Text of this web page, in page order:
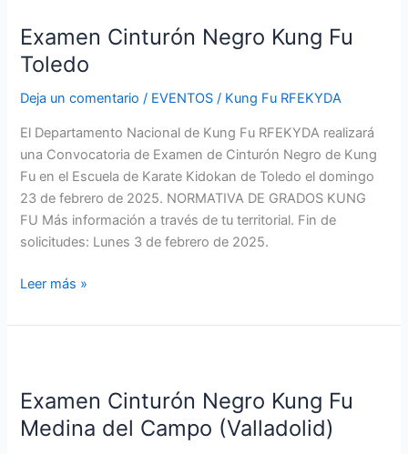
Examen Cinturón Negro Kung Fu
Toledo
Deja un comentario / EVENTOS / Kung Fu RFEKYDA
El Departamento Nacional de Kung Fu RFEKYDA realizará
una Convocatoria de Examen de Cinturón Negro de Kung
Fu en el Escuela de Karate Kidokan de Toledo el domingo
23 de febrero de 2025. NORMATIVA DE GRADOS KUNG
FU Más información a través de tu territorial. Fin de
solicitudes: Lunes 3 de febrero de 2025.
Negro
Kung
Toledo
Leer más »
Examen Cinturón Negro Kung Fu
Medina del Campo (Valladolid)
Negro
Kung